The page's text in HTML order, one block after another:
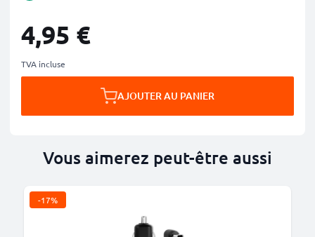
4,95 €
TVA incluse
AJOUTER AU PANIER
Vous aimerez peut-être aussi
-17%